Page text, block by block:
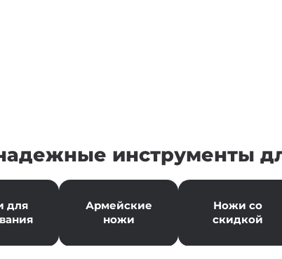
инструменты
для
Армейские
ножи
Ножи со
скидкой